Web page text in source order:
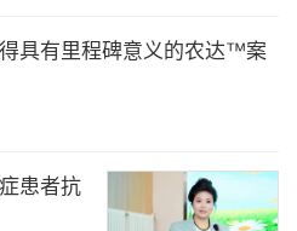
具有里程碑意义的农达™案
患者抗